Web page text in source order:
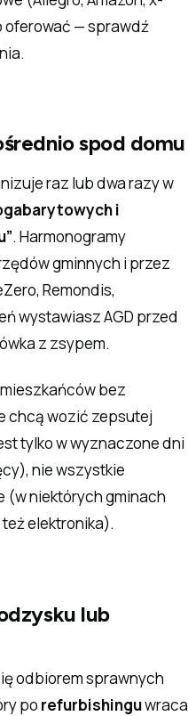
oferować — sprawdź
spod domu
raz lub dwa razy w
i
. Harmonogramy
gminnych i przez
Remondis,
wystawiasz AGD przed
z zsypem.
bez
chcą wozić zepsutej
tylko w wyznaczone dni
nie wszystkie
(w niektórych gminach
też elektronika).
lub
odbiorem sprawnych
po refurbishinguwraca